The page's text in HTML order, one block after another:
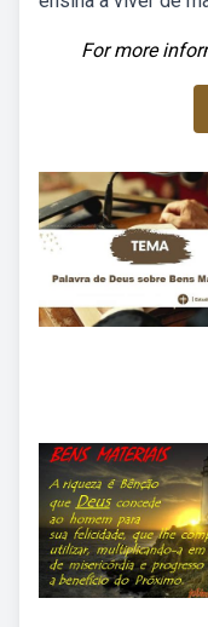
For more